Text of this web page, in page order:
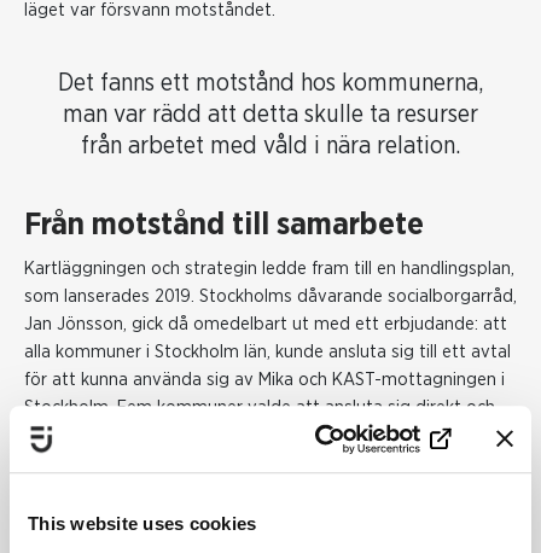
This website uses cookies
läget var försvann motståndet.
Det fanns ett motstånd hos kommunerna,
man var rädd att detta skulle ta resurser
från arbetet med våld i nära relation.
Från motstånd till samarbete
Kartläggningen och strategin ledde fram till en handlingsplan,
som lanserades 2019. Stockholms dåvarande socialborgarråd,
Jan Jönsson, gick då omedelbart ut med ett erbjudande: att
alla kommuner i Stockholm län, kunde ansluta sig till ett avtal
för att kunna använda sig av Mika och KAST-mottagningen i
Stockholm. Fem kommuner valde att ansluta sig direkt och
2025 ingår 20 av 25 kommuner i Stockholms län.